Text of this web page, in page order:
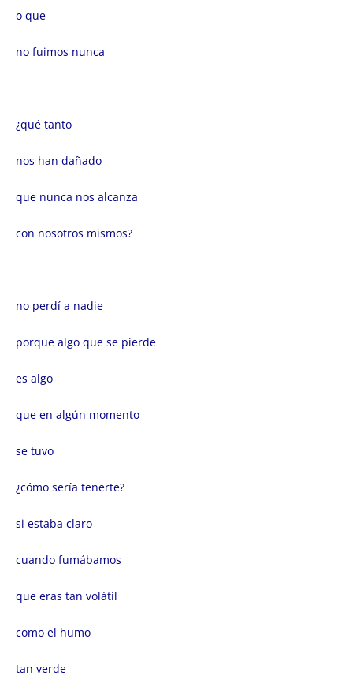
o que
no fuimos nunca
¿qué tanto
nos han dañado
que nunca nos alcanza
con nosotros mismos?
no perdí a nadie
porque algo que se pierde
es algo
que en algún momento
se tuvo
¿cómo sería tenerte?
si estaba claro
cuando fumábamos
que eras tan volátil
como el humo
tan verde